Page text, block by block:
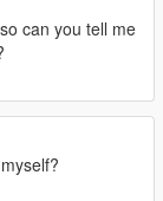
can you tell me